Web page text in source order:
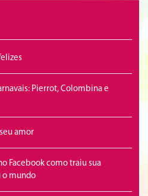
Pierrot, Colombina e
amor
Facebook como traiu sua
o mundo